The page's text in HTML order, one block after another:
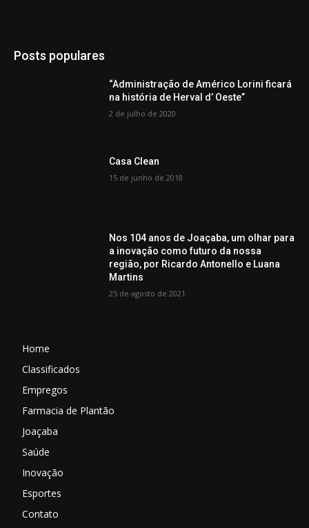
Posts populares
“Administração de Américo Lorini ficará
na história de Herval d’ Oeste”
2 de julho de 2020
Casa Clean
15 de junho de 2018
Nos 104 anos de Joaçaba, um olhar para
a inovação como futuro da nossa
região, por Ricardo Antonello e Luana
Martins
25 de agosto de 2021
Home
Classificados
Empregos
Farmacia de Plantão
Joaçaba
Saúde
Inovação
Esportes
Contato